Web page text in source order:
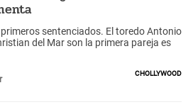
sentenciados. El toredo Antonio
del Mar son la primera pareja es
Chollywood